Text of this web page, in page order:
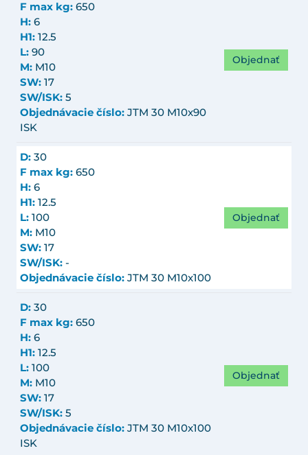
F max kg: 650
H: 6
H1: 12.5
L: 90
M: M10
SW: 17
SW/ISK: 5
Objednávacie číslo: JTM 30 M10x90
ISK
Objednať
D: 30
F max kg: 650
H: 6
H1: 12.5
L: 100
M: M10
SW: 17
SW/ISK: -
Objednávacie číslo: JTM 30 M10x100
Objednať
D: 30
F max kg: 650
H: 6
H1: 12.5
L: 100
M: M10
SW: 17
SW/ISK: 5
Objednávacie číslo: JTM 30 M10x100
ISK
Objednať